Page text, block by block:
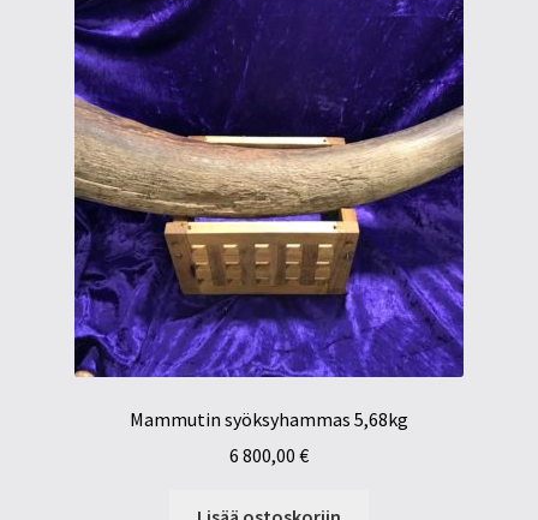
Mammutin syöksyhammas 5,68kg
6 800,00 €